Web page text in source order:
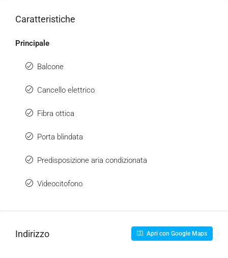
Caratteristiche
Principale
Balcone
Cancello elettrico
Fibra ottica
Porta blindata
Predisposizione aria condizionata
Videocitofono
Indirizzo Apri con Google Maps